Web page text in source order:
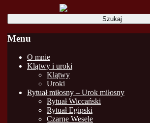
Szukaj:
Menu
Skip
O mnie
Klątwy i uroki
Klątwy
Uroki
Rytuał miłosny – Urok miłosny
Rytuał Wiccański
Rytuał Egipski
Czarne Wesele